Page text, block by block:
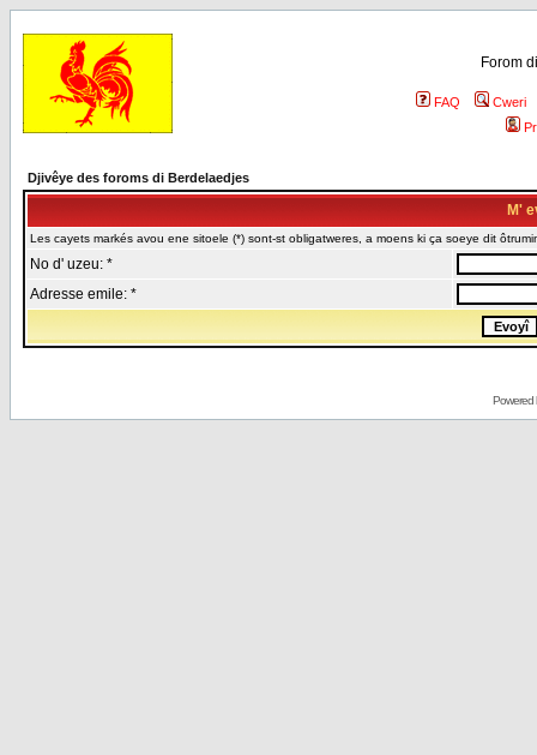
Forom
FAQ
Cweri
Djivêye des foroms di Berdelaedjes
M'
Les cayets markés avou ene sitoele (*) sont-st obligatweres, a moens ki ça soeye dit
No d' uzeu: *
Adresse emile: *
Powered